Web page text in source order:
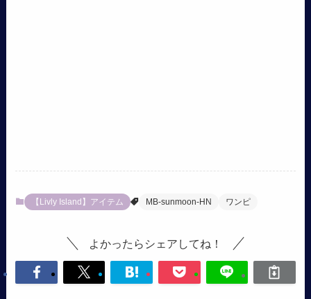
【Livly Island】アイテム MB-sunmoon-HN ワンピ
よかったらシェアしてね！